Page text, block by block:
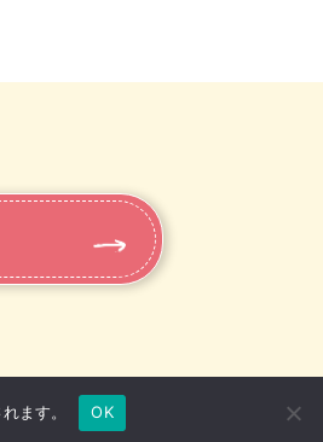
関連リンク情報公開について
ます。 OK